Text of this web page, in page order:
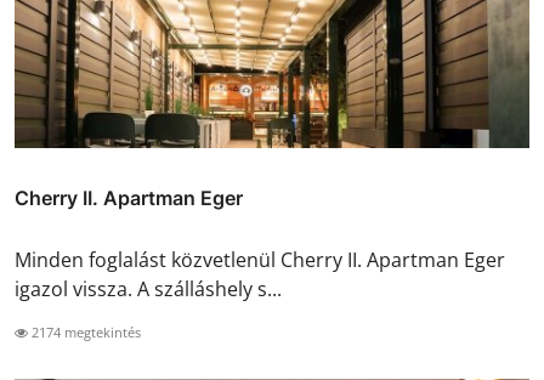
Cherry II. Apartman Eger
Minden foglalást közvetlenül Cherry II. Apartman Eger
igazol vissza. A szálláshely s...
2174 megtekintés